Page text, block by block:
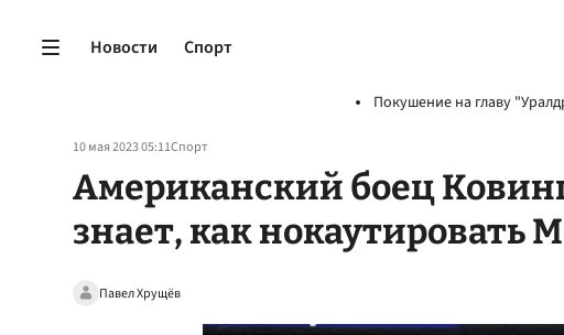
Новости Спорт
Покушение на главу
10 мая 2023 05:11Спорт
Американский боец
знает, как нокаутировать
Павел Хрущёв